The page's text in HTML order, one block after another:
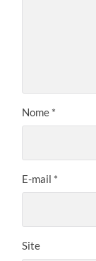
Nome *
E-mail *
Site